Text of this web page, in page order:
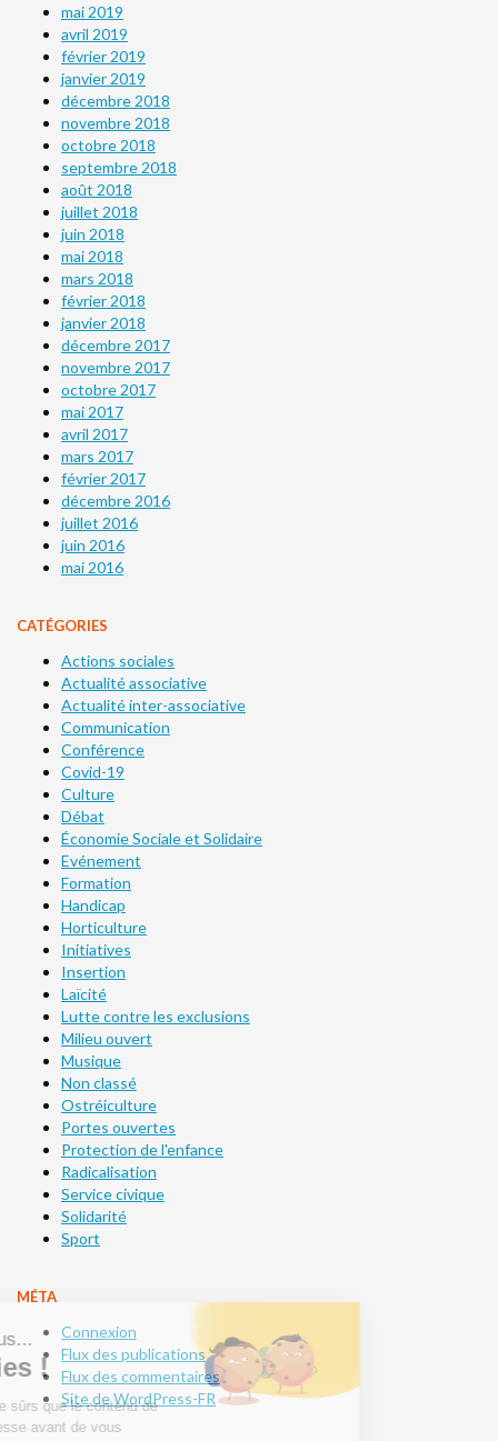
mai 2019
avril 2019
février 2019
janvier 2019
décembre 2018
novembre 2018
octobre 2018
septembre 2018
août 2018
juillet 2018
juin 2018
mai 2018
mars 2018
février 2018
janvier 2018
décembre 2017
novembre 2017
octobre 2017
mai 2017
avril 2017
mars 2017
février 2017
décembre 2016
juillet 2016
juin 2016
mai 2016
CATÉGORIES
Actions sociales
Actualité associative
Actualité inter-associative
Communication
Conférence
Covid-19
Culture
Débat
Économie Sociale et Solidaire
Evénement
Formation
Handicap
Horticulture
Initiatives
Insertion
Laïcité
Lutte contre les exclusions
Milieu ouvert
Musique
Non classé
Ostréiculture
Portes ouvertes
Protection de l'enfance
Radicalisation
Service civique
Solidarité
Sport
MÉTA
Connexion
Flux des publications
Flux des commentaires
Site de WordPress-FR